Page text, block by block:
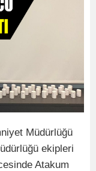
Müdürlüğü
ekipleri
Atakum